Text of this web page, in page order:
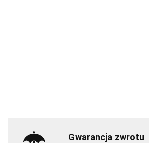
Gwarancja zwrotu